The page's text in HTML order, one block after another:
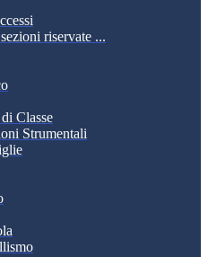
riservate ...
Classe
Strumentali